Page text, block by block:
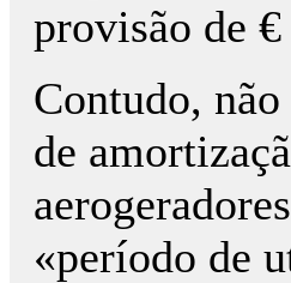
provisão de
Contudo,
de
«período de